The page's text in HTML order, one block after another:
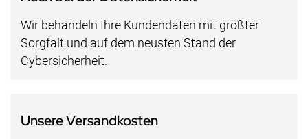
Wir behandeln Ihre Kundendaten mit größter
Sorgfalt und auf dem neusten Stand der
Cybersicherheit.
Unsere Versandkosten